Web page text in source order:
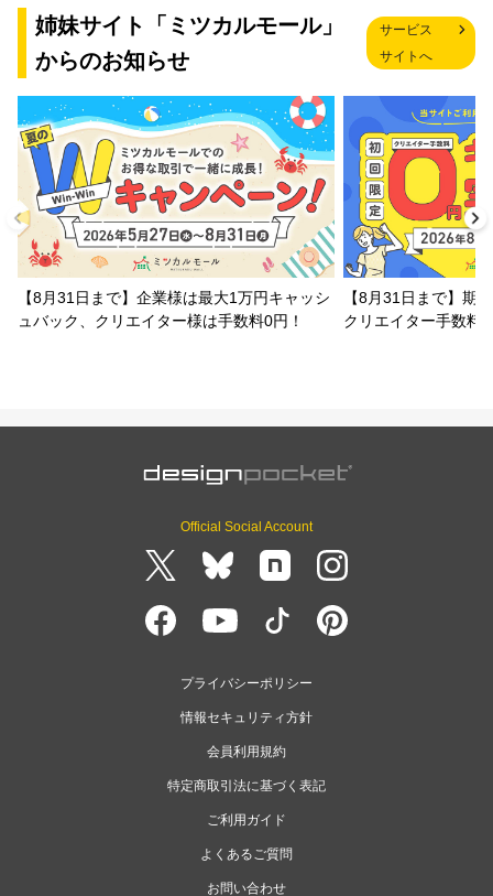
姉妹サイト「ミツカルモール」
からのお知らせ
サービス
サイトへ
【8月31日まで】企業様は最大1万円キャッシ
ュバック、クリエイター様は手数料0円！
【8月31日まで】期
クリエイター手数料
Official Social Account
プライバシーポリシー
情報セキュリティ方針
会員利用規約
特定商取引法に基づく表記
ご利用ガイド
よくあるご質問
お問い合わせ